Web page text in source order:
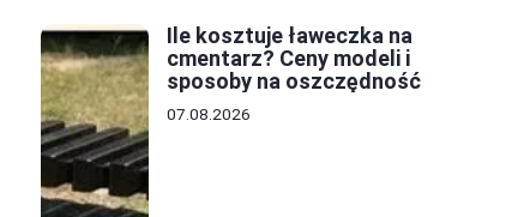
Ile kosztuje ławeczka na
cmentarz? Ceny modeli i
sposoby na oszczędność
07.08.2026